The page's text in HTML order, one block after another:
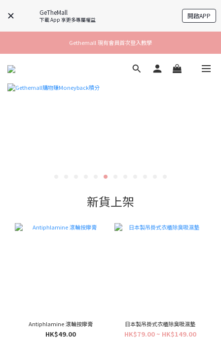
GeTheMall
下載 App 享更多專屬權益 開啟APP
Gethemall 現有會員首次登入教學
新貨上架
Antiphlamine 滾輪按摩膏
HK$49.00
日本製吊掛式衣櫃除臭吸濕墊
HK$79.00 ~ HK$149.00